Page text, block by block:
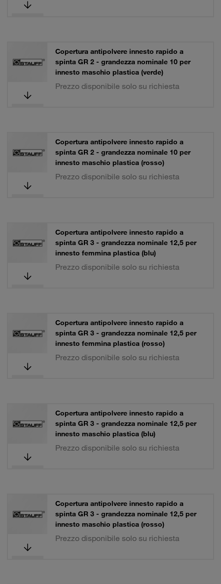
Copertura antipolvere innesto rapido a
spinta GR 2 - grandezza nominale 10 per
innesto maschio plastica (verde)
Prezzo disponibile solo su richiesta
Copertura antipolvere innesto rapido a
spinta GR 2 - grandezza nominale 10 per
innesto maschio plastica (rosso)
Prezzo disponibile solo su richiesta
Copertura antipolvere innesto rapido a
spinta GR 3 - grandezza nominale 12,5 per
innesto femmina plastica (blu)
Prezzo disponibile solo su richiesta
Copertura antipolvere innesto rapido a
spinta GR 3 - grandezza nominale 12,5 per
innesto femmina plastica (rosso)
Prezzo disponibile solo su richiesta
Copertura antipolvere innesto rapido a
spinta GR 3 - grandezza nominale 12,5 per
innesto maschio plastica (blu)
Prezzo disponibile solo su richiesta
Copertura antipolvere innesto rapido a
spinta GR 3 - grandezza nominale 12,5 per
innesto maschio plastica (rosso)
Prezzo disponibile solo su richiesta